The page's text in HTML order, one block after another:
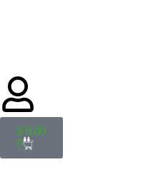
$ 0,00
0